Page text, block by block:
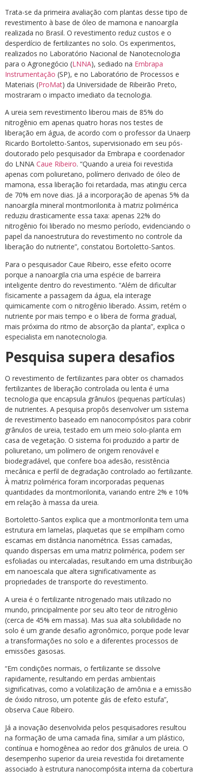
Trata-se da primeira avaliação com plantas desse tipo de
revestimento à base de óleo de mamona e nanoargila
realizada no Brasil. O revestimento reduz custos e o
desperdício de fertilizantes no solo. Os experimentos,
realizados no Laboratório Nacional de Nanotecnologia
para o Agronegócio (LNNA), sediado na Embrapa
Instrumentação (SP), e no Laboratório de Processos e
Materiais (ProMat) da Universidade de Ribeirão Preto,
mostraram o impacto imediato da tecnologia.
A ureia sem revestimento liberou mais de 85% do
nitrogênio em apenas quatro horas nos testes de
liberação em água, de acordo com o professor da Unaerp
Ricardo Bortoletto-Santos, supervisionado em seu pós-
doutorado pelo pesquisador da Embrapa e coordenador
do LNNA Caue Ribeiro. “Quando a ureia foi revestida
apenas com poliuretano, polímero derivado de óleo de
mamona, essa liberação foi retardada, mas atingiu cerca
de 70% em nove dias. Já a incorporação de apenas 5% da
nanoargila mineral montmorilonita à matriz polimérica
reduziu drasticamente essa taxa: apenas 22% do
nitrogênio foi liberado no mesmo período, evidenciando o
papel da nanoestrutura do revestimento no controle da
liberação do nutriente”, constatou Bortoletto-Santos.
Para o pesquisador Caue Ribeiro, esse efeito ocorre
porque a nanoargila cria uma espécie de barreira
inteligente dentro do revestimento. “Além de dificultar
fisicamente a passagem da água, ela interage
quimicamente com o nitrogênio liberado. Assim, retém o
nutriente por mais tempo e o libera de forma gradual,
mais próxima do ritmo de absorção da planta”, explica o
especialista em nanotecnologia.
Pesquisa supera desafios
O revestimento de fertilizantes para obter os chamados
fertilizantes de liberação controlada ou lenta é uma
tecnologia que encapsula grânulos (pequenas partículas)
de nutrientes. A pesquisa propôs desenvolver um sistema
de revestimento baseado em nanocompósitos para cobrir
grânulos de ureia, testado em um meio solo-planta em
casa de vegetação. O sistema foi produzido a partir de
poliuretano, um polímero de origem renovável e
biodegradável, que confere boa adesão, resistência
mecânica e perfil de degradação controlado ao fertilizante.
À matriz polimérica foram incorporadas pequenas
quantidades da montmorilonita, variando entre 2% e 10%
em relação à massa da ureia.
Bortoletto-Santos explica que a montmorilonita tem uma
estrutura em lamelas, plaquetas que se empilham como
escamas em distância nanométrica. Essas camadas,
quando dispersas em uma matriz polimérica, podem ser
esfoliadas ou intercaladas, resultando em uma distribuição
em nanoescala que altera significativamente as
propriedades de transporte do revestimento.
A ureia é o fertilizante nitrogenado mais utilizado no
mundo, principalmente por seu alto teor de nitrogênio
(cerca de 45% em massa). Mas sua alta solubilidade no
solo é um grande desafio agronômico, porque pode levar
a transformações no solo e a diferentes processos de
emissões gasosas.
“Em condições normais, o fertilizante se dissolve
rapidamente, resultando em perdas ambientais
significativas, como a volatilização de amônia e a emissão
de óxido nitroso, um potente gás de efeito estufa”,
observa Caue Ribeiro.
Já a inovação desenvolvida pelos pesquisadores resultou
na formação de uma camada fina, similar a um plástico,
contínua e homogênea ao redor dos grânulos de ureia. O
desempenho superior da ureia revestida foi diretamente
associado à estrutura nanocompósita interna da cobertura